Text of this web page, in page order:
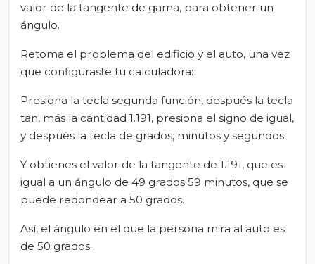
valor de la tangente de gama, para obtener un
ángulo.
Retoma el problema del edificio y el auto, una vez
que configuraste tu calculadora:
Presiona la tecla segunda función, después la tecla
tan, más la cantidad 1.191, presiona el signo de igual,
y después la tecla de grados, minutos y segundos.
Y obtienes el valor de la tangente de 1.191, que es
igual a un ángulo de 49 grados 59 minutos, que se
puede redondear a 50 grados.
Así, el ángulo en el que la persona mira al auto es
de 50 grados.